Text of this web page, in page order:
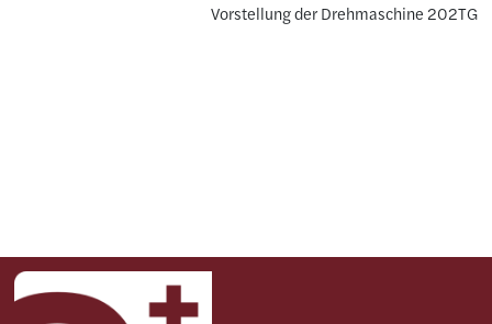
Vorstellung der Drehmaschine 202TG